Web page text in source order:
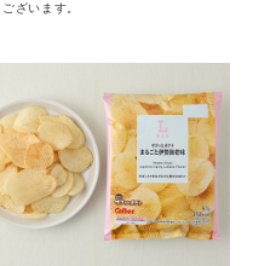
ざいます。